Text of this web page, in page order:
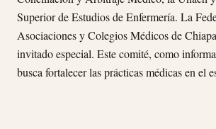
Superior de Estudios de Enfermería. La
Asociaciones y Colegios Médicos de
invitado especial. Este comité, como
busca fortalecer las prácticas médicas en el